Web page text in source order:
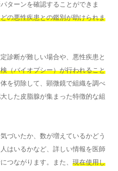
ターンを確認することができま
の悪性疾患との鑑別が助けられま
診断が難しい場合や、悪性疾患と
（バイオプシー）が行われること
を切除して、顕微鏡で組織を調べ
した皮脂腺が集まった特徴的な組
づいたか、数が増えているかどう
はいるかなど、詳しい情報を医師
つながります。また、 現在使用し